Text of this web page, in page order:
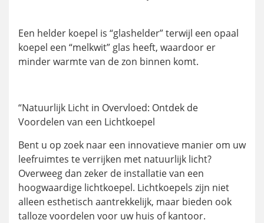
Een helder koepel is “glashelder” terwijl een opaal
koepel een “melkwit” glas heeft, waardoor er
minder warmte van de zon binnen komt.
“Natuurlijk Licht in Overvloed: Ontdek de
Voordelen van een Lichtkoepel
Bent u op zoek naar een innovatieve manier om uw
leefruimtes te verrijken met natuurlijk licht?
Overweeg dan zeker de installatie van een
hoogwaardige lichtkoepel. Lichtkoepels zijn niet
alleen esthetisch aantrekkelijk, maar bieden ook
talloze voordelen voor uw huis of kantoor.